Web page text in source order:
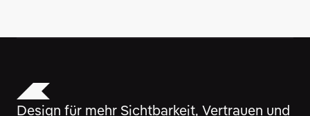
beeinflusst sie aber weit mehr: Design-Freiheit,
und die Skalierbarkeit deines gesamten digitalen
Auftritts. In diesem Artikel vergleiche ich
Design für mehr Sichtbarkeit, Vertrauen und